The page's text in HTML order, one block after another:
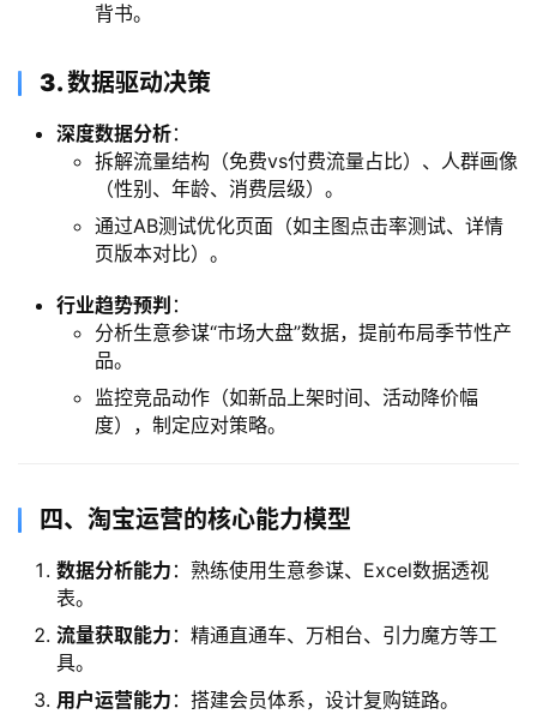
背书。
​3. 数据驱动决策
深度数据分析：
拆解流量结构（免费vs付费流量占比）、人群画像
（性别、年龄、消费层级）。
通过AB测试优化页面（如主图点击率测试、详情
页版本对比）。
行业趋势预判 ：
分析生意参谋“市场大盘”数据，提前布局季节性产
品。
监控竞品动作（如新品上架时间、活动降价幅
度），制定应对策略。
​四、淘宝运营的核心能力模型
数据分析能力 ：熟练使用生意参谋、Excel数据透视
表。
流量获取能力 ：精通直通车、万相台、引力魔方等工
具。
用户运营能力 ：搭建会员体系，设计复购链路。